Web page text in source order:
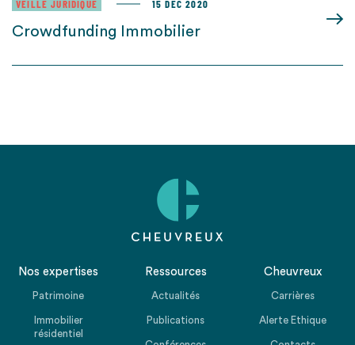
VEILLE JURIDIQUE 15 DÉC 2020
Crowdfunding Immobilier
Nos expertises
Patrimoine
Immobilier
résidentiel
Ressources
Actualités
Publications
Cheuvreux
Carrières
Alerte Ethique